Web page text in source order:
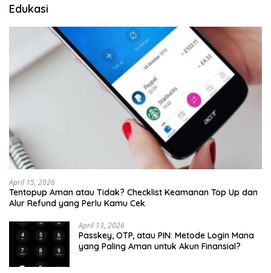
Edukasi
April 15, 2026
Tentopup Aman atau Tidak? Checklist Keamanan Top Up dan
Alur Refund yang Perlu Kamu Cek
April 13, 2026
Passkey, OTP, atau PIN: Metode Login Mana
yang Paling Aman untuk Akun Finansial?